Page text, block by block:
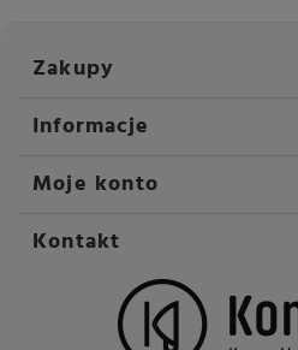
Zakupy
Informacje
Moje konto
Kontakt